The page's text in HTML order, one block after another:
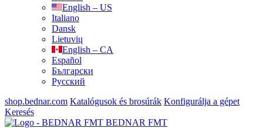
English – US
Italiano
Dansk
Lietuvių
English – CA
Español
Български
Русский
shop.bednar.com Katalógusok és brosúrák Konfigurálja a gépet
Keresés
BEDNAR FMT